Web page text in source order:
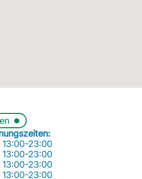
13:00-23:00
13:00-23:00
13:00-23:00
13:00-23:00